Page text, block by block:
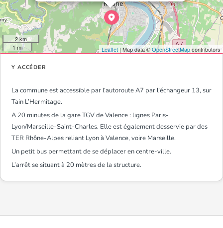
2 km
1 mi
Leaflet | Map data ©OpenStreetMapcontributors
Y ACCÉDER
La commune est accessible par l’autoroute A7 par l’échangeur 13, sur
Tain L’Hermitage.
A 20 minutes de la gare TGV de Valence : lignes Paris-
Lyon/Marseille-Saint-Charles. Elle est également desservie par des
TER Rhône-Alpes reliant Lyon à Valence, voire Marseille.
Un petit bus permettant de se déplacer en centre-ville.
L’arrêt se situant à 20 mètres de la structure.